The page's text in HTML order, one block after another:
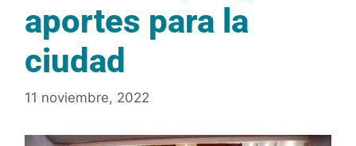
aportes para la
ciudad
11 noviembre, 2022